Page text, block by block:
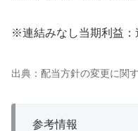
※連結みなし当期利益：
出典：配当方針の変更に関
参考情報